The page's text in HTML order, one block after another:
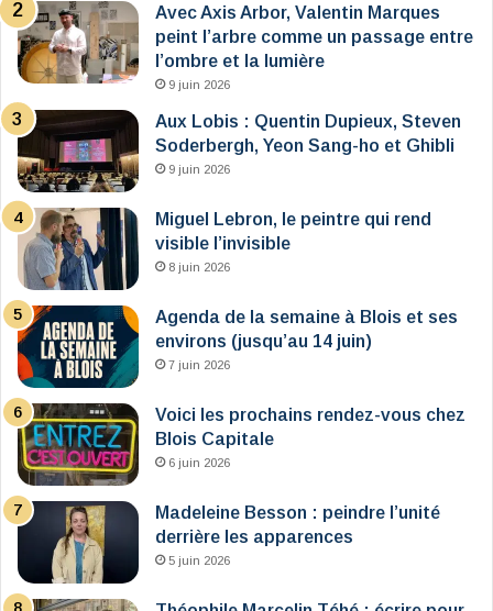
Avec Axis Arbor, Valentin Marques
peint l’arbre comme un passage entre
l’ombre et la lumière
9 juin 2026
Aux Lobis : Quentin Dupieux, Steven
Soderbergh, Yeon Sang-ho et Ghibli
9 juin 2026
Miguel Lebron, le peintre qui rend
visible l’invisible
8 juin 2026
Agenda de la semaine à Blois et ses
environs (jusqu’au 14 juin)
7 juin 2026
Voici les prochains rendez-vous chez
Blois Capitale
6 juin 2026
Madeleine Besson : peindre l’unité
derrière les apparences
5 juin 2026